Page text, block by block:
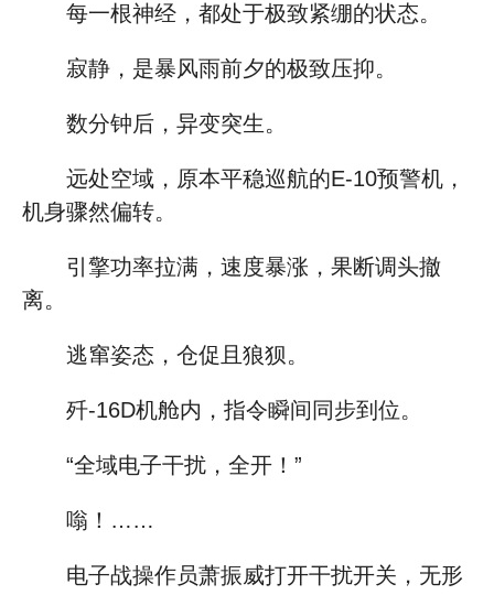
每一根神经，都处于极致紧绷的状态。
寂静，是暴风雨前夕的极致压抑。
数分钟后，异变突生。
远处空域，原本平稳巡航的E-10预警机，
机身骤然偏转。
引擎功率拉满，速度暴涨，果断调头撤
离。
逃窜姿态，仓促且狼狈。
歼-16D机舱内，指令瞬间同步到位。
“全域电子干扰，全开！”
嗡！……
电子战操作员萧振威打开干扰开关，无形